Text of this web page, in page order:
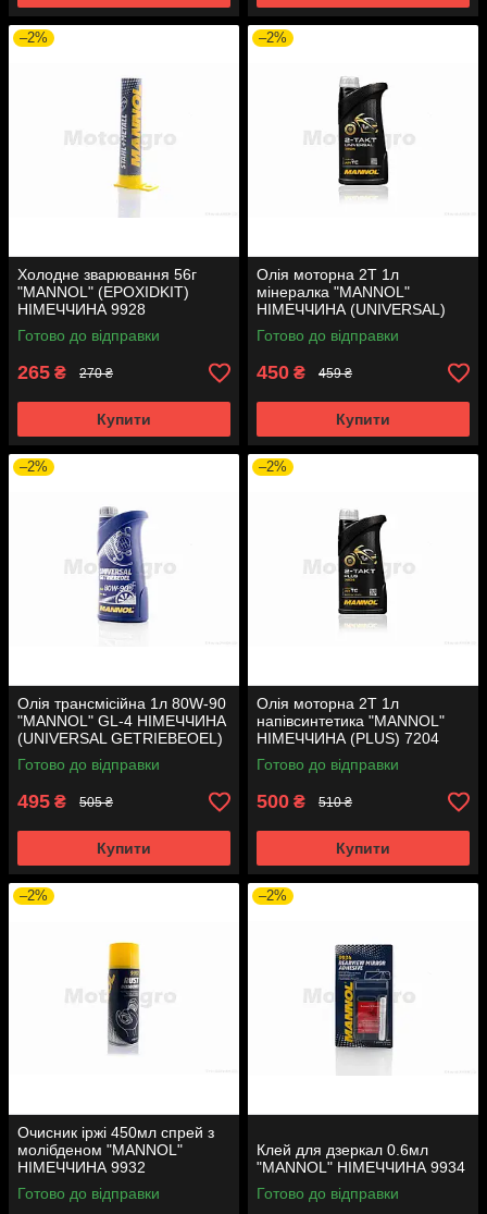
–2%
Холодне зварювання 56г
"MANNOL" (EPOXIDKIT)
НІМЕЧЧИНА 9928
Готово до відправки
265 ₴ 270 ₴
Купити
–2%
Олія моторна 2T 1л
мінералка "MANNOL"
НІМЕЧЧИНА (UNIVERSAL)
7205
Готово до відправки
450 ₴ 459 ₴
Купити
–2%
Олія трансмісійна 1л 80W-90
"MANNOL" GL-4 НІМЕЧЧИНА
(UNIVERSAL GETRIEBEOEL)
8107
Готово до відправки
495 ₴ 505 ₴
Купити
–2%
Олія моторна 2T 1л
напівсинтетика "MANNOL"
НІМЕЧЧИНА (PLUS) 7204
Готово до відправки
500 ₴ 510 ₴
Купити
–2%
Очисник іржі 450мл спрей з
молібденом "MANNOL"
НІМЕЧЧИНА 9932
Готово до відправки
–2%
Клей для дзеркал 0.6мл
"MANNOL" НІМЕЧЧИНА 9934
Готово до відправки